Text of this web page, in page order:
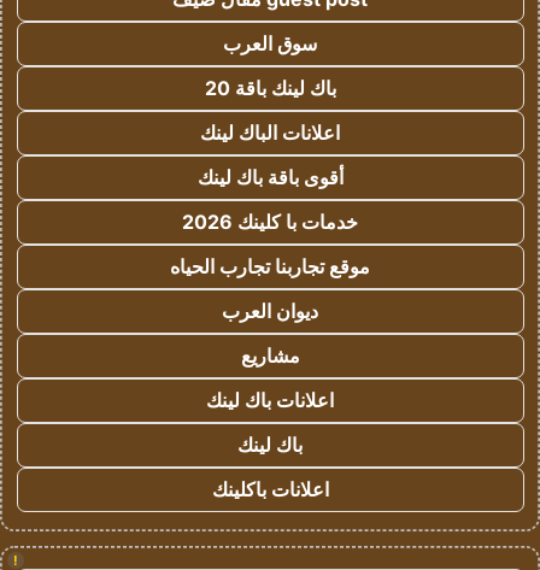
سوق العرب
باك لينك باقة 20
اعلانات الباك لينك
أقوى باقة باك لينك
خدمات با كلينك 2026
موقع تجاربنا تجارب الحياه
ديوان العرب
مشاريع
اعلانات باك لينك
باك لينك
اعلانات باكلينك
!